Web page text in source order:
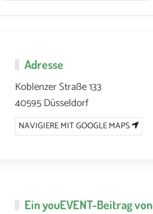
12. AUGUST 2025 UM 17:30
Adresse
Koblenzer Straße 133
40595 Düsseldorf
NAVIGIERE MIT GOOGLE MAPS
EinyouEVENT-Beitrag von